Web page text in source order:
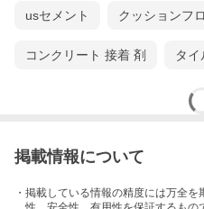
usセメント クッションフ
コンクリート 接着 剤 タイ
掲載情報について
・掲載している情報の精度には万全